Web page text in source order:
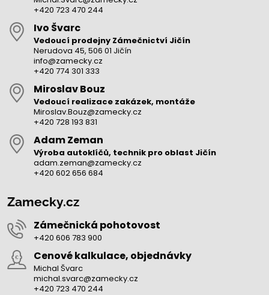
+420 723 470 244
Ivo Švarc
Vedoucí prodejny Zámečnictví Jičín
Nerudova 45, 506 01 Jičín
info@zamecky.cz
+420 774 301 333
Miroslav Bouz
Vedoucí realizace zakázek, montáže
Miroslav.Bouz@zamecky.cz
+420 728 193 831
Adam Zeman
Výroba autoklíčů, technik pro oblast Jičín
adam.zeman@zamecky.cz
+420 602 656 684
Zamecky.cz
Zámečnická pohotovost
+420 606 783 900
Cenové kalkulace, objednávky
Michal Švarc
michal.svarc@zamecky.cz
+420 723 470 244